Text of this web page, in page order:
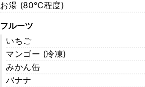
お湯 (80℃程度)
フルーツ
いちご
マンゴー (冷凍)
みかん缶
バナナ